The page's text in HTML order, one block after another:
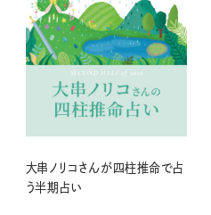
大串ノリコさんが四柱推命で占
う半期占い